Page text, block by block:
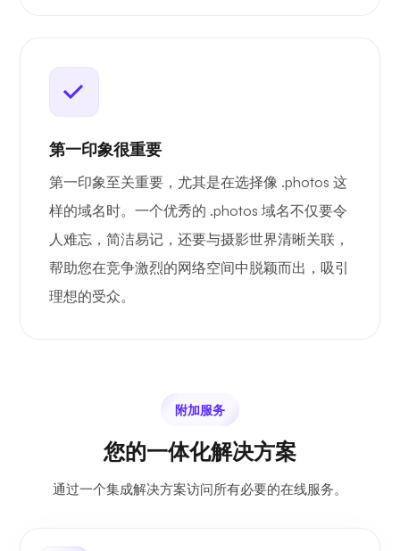
第一印象很重要
第一印象至关重要，尤其是在选择像 .photos 这
样的域名时。一个优秀的 .photos 域名不仅要令
人难忘，简洁易记，还要与摄影世界清晰关联，
帮助您在竞争激烈的网络空间中脱颖而出，吸引
理想的受众。
附加服务
您的一体化解决方案
通过一个集成解决方案访问所有必要的在线服务。